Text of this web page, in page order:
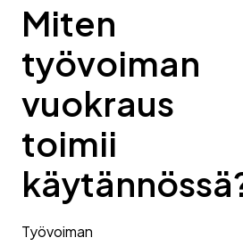
Miten
työvoiman
vuokraus
toimii
Työvoiman